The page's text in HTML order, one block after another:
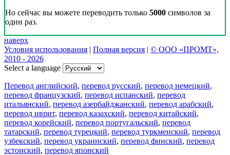
Но сейчас вы можете переводить только 5000 символов за
один раз.
наверх
Условия использования | Полная версия | © ООО «ПРОМТ»,
2010 - 2026
Select a language
Перевод английский, перевод русский, перевод немецкий,
перевод французский, перевод испанский, перевод
итальянский, перевод азербайджанский, перевод арабский,
перевод иврит, перевод казахский, перевод китайский,
перевод корейский, перевод португальский, перевод
татарский, перевод турецкий, перевод туркменский, перевод
узбекский, перевод украинский, перевод финский, перевод
эстонский, перевод японский